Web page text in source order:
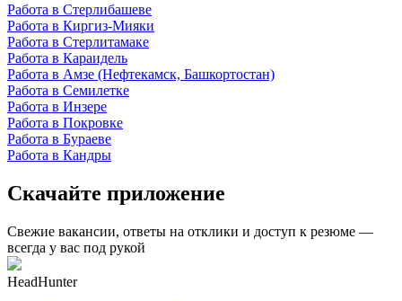
Работа в Стерлибашеве
Работа в Киргиз-Мияки
Работа в Стерлитамаке
Работа в Караидель
Работа в Амзе (Нефтекамск, Башкортостан)
Работа в Семилетке
Работа в Инзере
Работа в Покровке
Работа в Бураеве
Работа в Кандры
Скачайте приложение
Свежие вакансии, ответы на отклики и доступ к резюме —
всегда у вас под рукой
HeadHunter